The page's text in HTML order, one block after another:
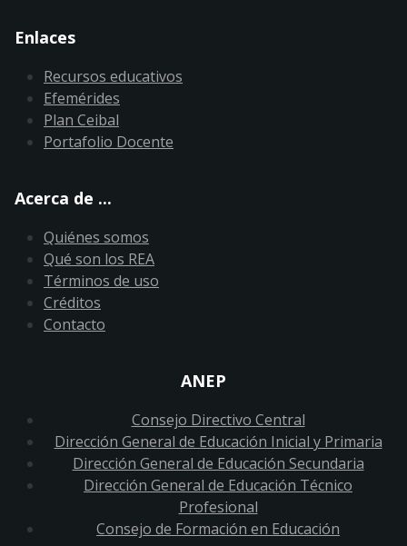
Enlaces
Recursos educativos
Efemérides
Plan Ceibal
Portafolio Docente
Acerca de ...
Quiénes somos
Qué son los REA
Términos de uso
Créditos
Contacto
ANEP
Consejo Directivo Central
Dirección General de Educación Inicial y Primaria
Dirección General de Educación Secundaria
Dirección General de Educación Técnico
Profesional
Consejo de Formación en Educación